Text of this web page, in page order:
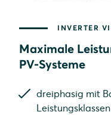
INVERTER
Maximale
PV-Systeme
dreiphasig mit